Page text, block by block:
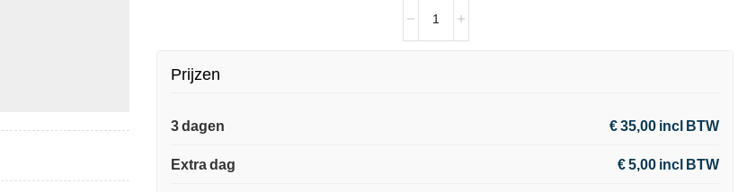
Prijzen
3 dagen € 35,00 incl BTW
Extra dag € 5,00 incl BTW